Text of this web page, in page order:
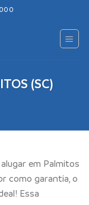
(SC)
em Palmitos
como garantia, o
Essa